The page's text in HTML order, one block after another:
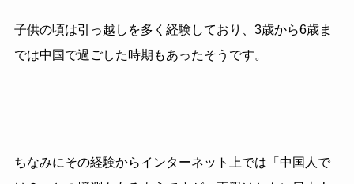
子供の頃は引っ越しを多く経験しており、3歳から6歳ま
では中国で過ごした時期もあったそうです。
ちなみにその経験からインターネット上では「中国人で